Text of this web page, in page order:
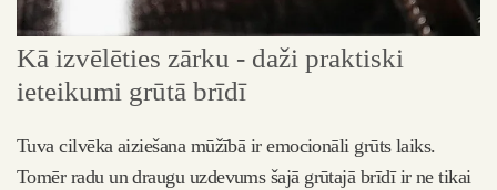
Kā izvēlēties zārku - daži praktiski
ieteikumi grūtā brīdī
Tuva cilvēka aiziešana mūžībā ir emocionāli grūts laiks.
Tomēr radu un draugu uzdevums šajā grūtajā brīdī ir ne tikai